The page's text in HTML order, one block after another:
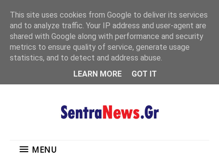
MENU
MENU
This site uses cookies from Google to deliver its services
and to analyze traffic. Your IP address and user-agent are
shared with Google along with performance and security
metrics to ensure quality of service, generate usage
statistics, and to detect and address abuse.
LEARN MORE
GOT IT